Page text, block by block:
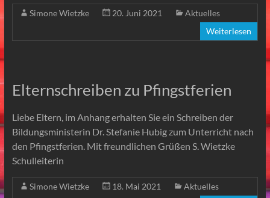
Simone Wietzke 20. Juni 2021
Aktuelles
Weiterlesen
Elternschreiben zu Pfingstferien
Liebe Eltern, im Anhang erhalten Sie ein Schreiben der
Bildungsministerin Dr. Stefanie Hubig zum Unterricht nach
den Pfingstferien. Mit freundlichen Grüßen S. Wietzke
Schulleiterin
Simone Wietzke 18. Mai 2021
Aktuelles